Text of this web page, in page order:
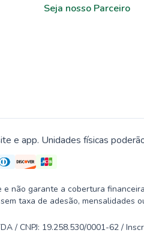
Seja nosso Parceiro
e app. Unidades físicas
não garante a cobertura
taxa de adesão, mensalidades
/ CNPJ: 19.258.530/0001-62 /